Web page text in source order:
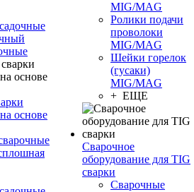
основе
MIG/MAG
Ролики подачи
проволоки
MIG/MAG
Шейки горелок
(гусаки)
MIG/MAG
+ ЕЩЕ
Сварочное
оборудование для TIG
сварки
Сварочные